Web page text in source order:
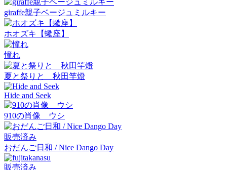
giraffe親子ベージュミルキー
ホオズキ【蠍座】
憧れ
夏と祭りと 秋田竿燈
Hide and Seek
910の肖像 ウシ
販売済み
おだんご日和 / Nice Dango Day
販売済み